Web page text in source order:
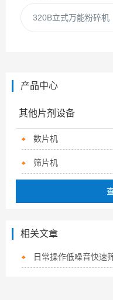
320B立式万能粉碎机
产品中心
其他片剂设备
数片机
筛片机
相关文章
日常操作低噪音快速